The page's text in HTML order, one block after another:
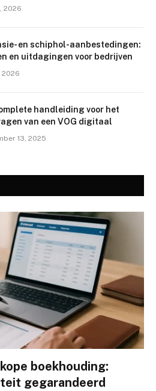
2026
en schiphol-aanbestedingen:
en uitdagingen voor bedrijven
2026
handleiding voor het
van een VOG digitaal
13, 2025
boekhouding:
gegarandeerd